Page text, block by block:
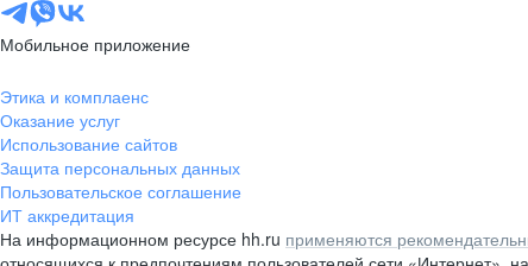
Мобильное приложение
Этика и комплаенс
Оказание услуг
Использование сайтов
Защита персональных данных
Пользовательское соглашение
ИТ аккредитация
На информационном ресурсе hh.ru применяются